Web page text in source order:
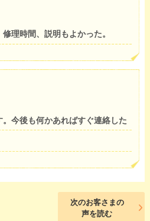
理時間、説明もよかった。
今後も何かあればすぐ連絡した
次のお客さまの
声を読む